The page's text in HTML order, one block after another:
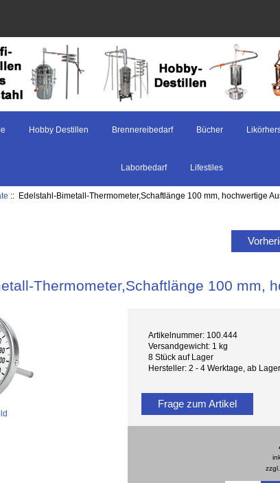
Hobby Destillen Brennereibedarf Bücher
Laborbedarf Lifestiles
:: Edelstahl-Bimetall-Thermometer,Schaftlänge 100 mm, hochwertige
Thermometer,Schaftlänge 100 mm,
Artikelnummer: 100.444
Versandgewicht: 1 kg
8 Stück auf Lager
Hersteller: 2 - 4 Werktage, ab
Frage zum Artikel
zzgl.